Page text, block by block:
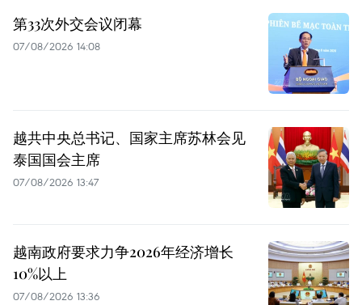
第33次外交会议闭幕
07/08/2026 14:08
越共中央总书记、国家主席苏林会见
泰国国会主席
07/08/2026 13:47
越南政府要求力争2026年经济增长
10%以上
07/08/2026 13:36